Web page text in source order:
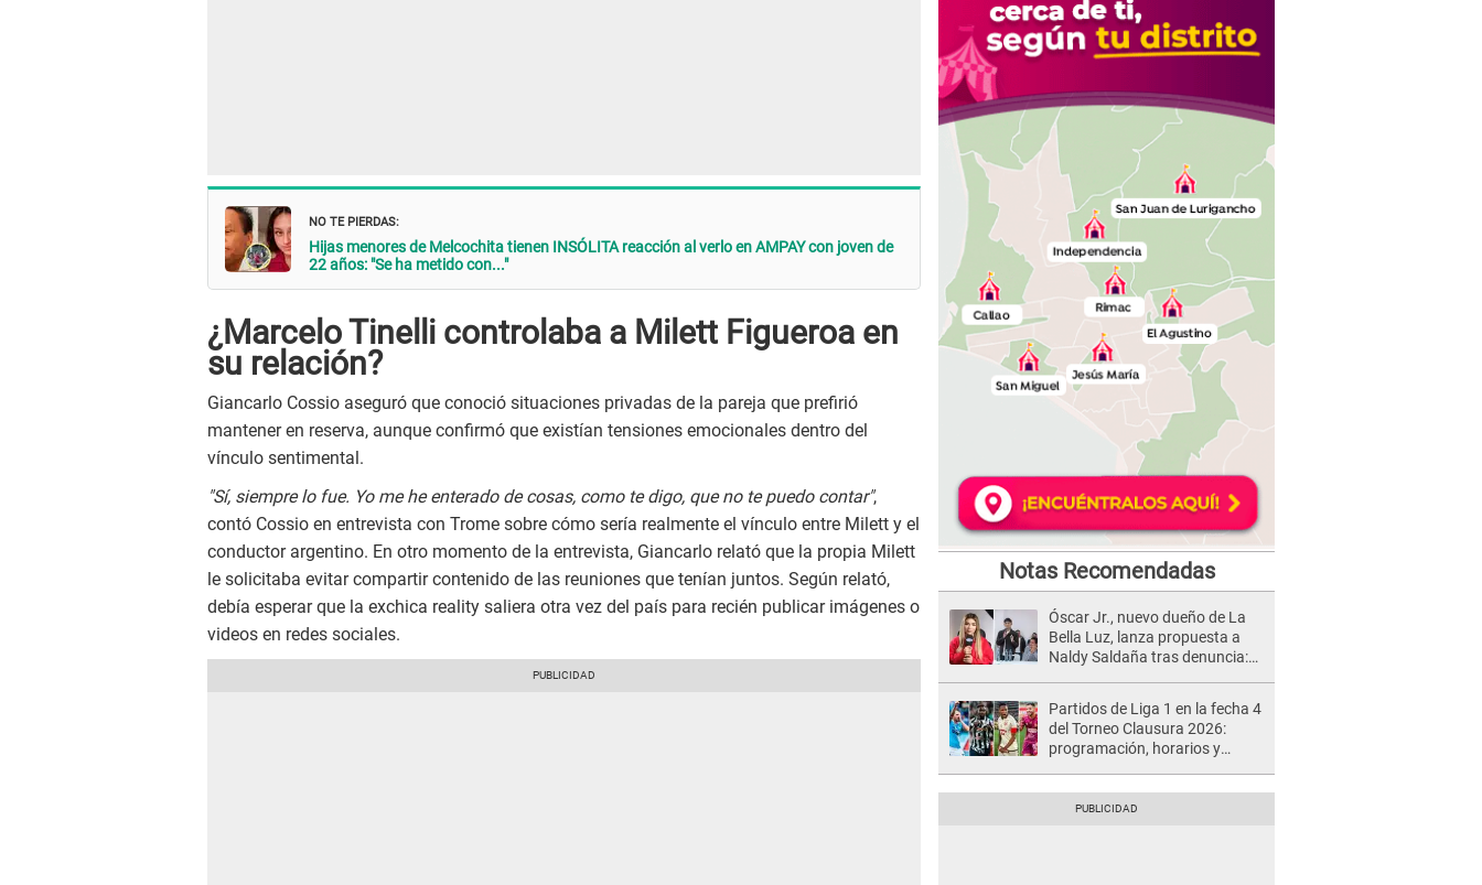
NO TE PIERDAS:
Hijas menores de Melcochita tienen INSÓLITA reacción al verlo en AMPAY con joven de
22 años: "Se ha metido con..."
¿Marcelo Tinelli controlaba a Milett Figueroa en
su relación?
Giancarlo Cossio aseguró que conoció situaciones privadas de la pareja que prefirió
mantener en reserva, aunque confirmó que existían tensiones emocionales dentro del
vínculo sentimental.
"Sí, siempre lo fue. Yo me he enterado de cosas, como te digo, que no te puedo contar",
contó Cossio en entrevista con Trome sobre cómo sería realmente el vínculo entre Milett y el
conductor argentino. En otro momento de la entrevista, Giancarlo relató que la propia Milett
le solicitaba evitar compartir contenido de las reuniones que tenían juntos. Según relató,
debía esperar que la exchica reality saliera otra vez del país para recién publicar imágenes o
videos en redes sociales.
Notas Recomendadas
Óscar Jr., nuevo dueño de La
Bella Luz, lanza propuesta a
Naldy Saldaña tras denuncia:
Partidos de Liga 1 en la fecha 4
del Torneo Clausura 2026:
programación, horarios y